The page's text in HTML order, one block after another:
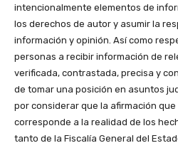
intencionalmente elementos de
los derechos de autor y asumir la
información y opinión. Así como
personas a recibir información de
verificada, contrastada, precisa y
de tomar una posición en asuntos
por considerar que la afirmación
corresponde a la realidad de los
tanto de la Fiscalía General del